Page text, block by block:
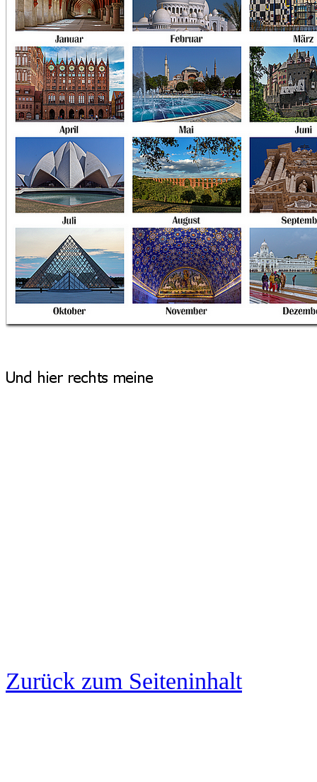
Zurück zum Seiteninhalt